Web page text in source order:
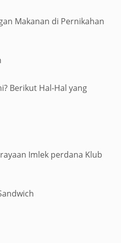
Makanan di Pernikahan
Berikut Hal-Hal yang
Imlek perdana Klub